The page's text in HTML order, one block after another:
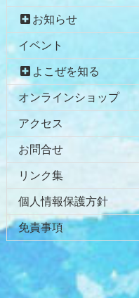
お知らせ
イベント
よこぜを知る
オンラインショップ
アクセス
お問合せ
リンク集
個人情報保護方針
免責事項